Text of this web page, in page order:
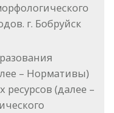
г. Бобруйск
– Нормативы)
(далее –